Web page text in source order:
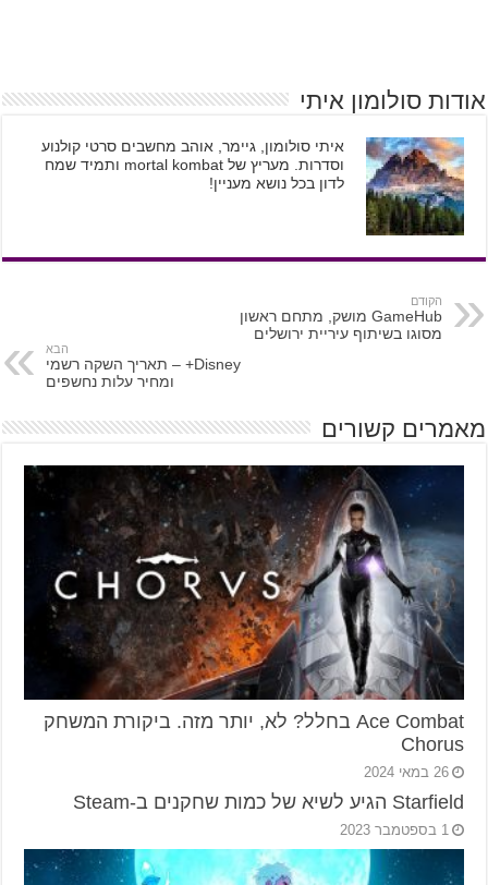
אודות סולומון איתי
איתי סולומון, גיימר, אוהב מחשבים סרטי קולנוע
וסדרות. מעריץ של mortal kombat ותמיד שמח
לדון בכל נושא מעניין!
הקודם
GameHub מושק, מתחם ראשון
מסוגו בשיתוף עיריית ירושלים
הבא
Disney+ – תאריך השקה רשמי
ומחיר עלות נחשפים
מאמרים קשורים
Ace Combat בחלל? לא, יותר מזה. ביקורת המשחק
Chorus
26 במאי 2024
Starfield הגיע לשיא של כמות שחקנים ב-Steam
1 בספטמבר 2023